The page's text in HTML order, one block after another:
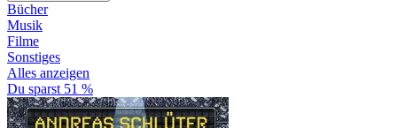
Bücher
Musik
Filme
Sonstiges
Alles anzeigen
Du sparst 51 %